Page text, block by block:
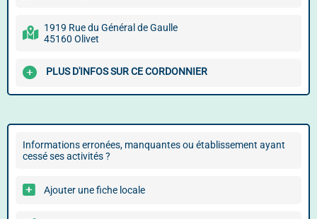
1919 Rue du Général de Gaulle
45160 Olivet
PLUS D'INFOS SUR CE CORDONNIER
Informations erronées, manquantes ou établissement ayant
cessé ses activités ?
Ajouter une fiche locale